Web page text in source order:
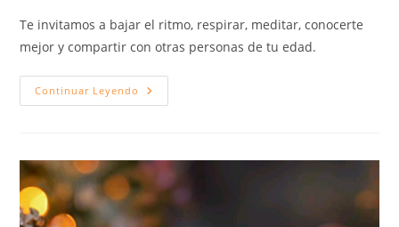
Te invitamos a bajar el ritmo, respirar, meditar, conocerte
mejor y compartir con otras personas de tu edad.
Continuar Leyendo